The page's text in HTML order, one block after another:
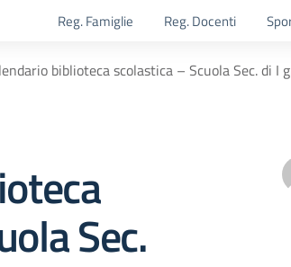
Reg. Famiglie Reg. Docenti
biblioteca scolastica – Scuola Sec. di I
Sec.